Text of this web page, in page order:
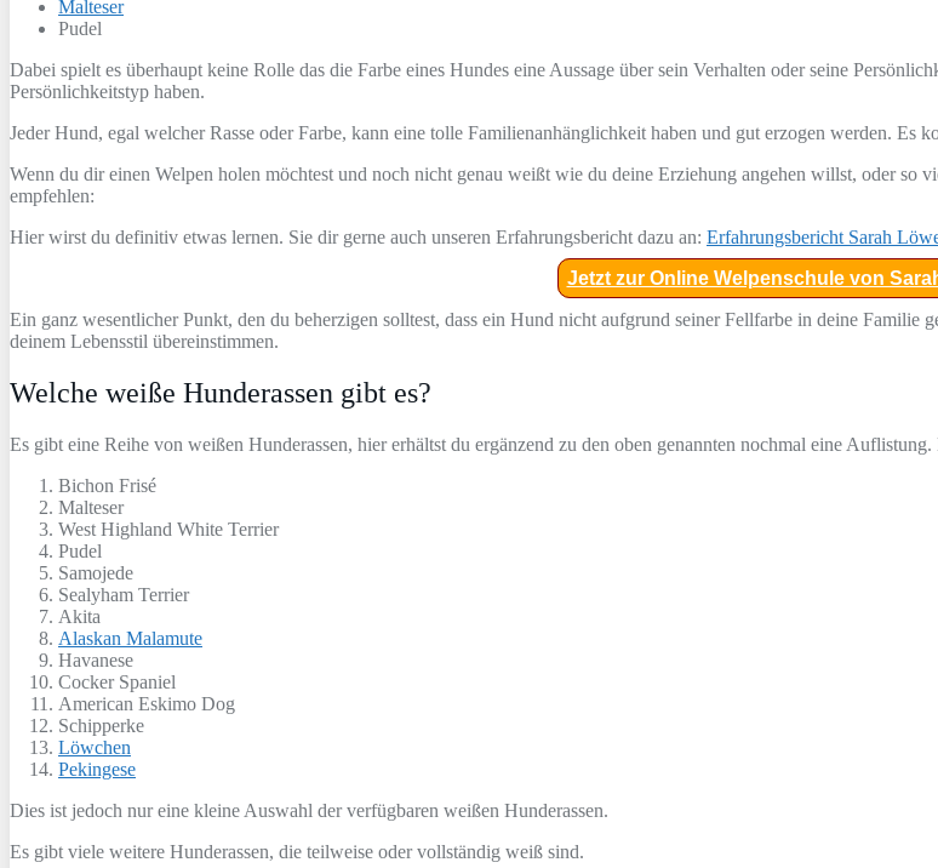
Malteser
Pudel
Dabei spielt es überhaupt keine Rolle das die Farbe eines Hundes eine Aussage über sein Verhalten oder seine
Persönlichkeitstyp haben.
Jeder Hund, egal welcher Rasse oder Farbe, kann eine tolle Familienanhänglichkeit haben und gut erzogen werden. Es
Wenn du dir einen Welpen holen möchtest und noch nicht genau weißt wie du deine Erziehung angehen willst, oder so
empfehlen:
Hier wirst du definitiv etwas lernen. Sie dir gerne auch unseren Erfahrungsbericht dazu an: Erfahrungsbericht Sarah
Jetzt zur Online Welpenschule von
Ein ganz wesentlicher Punkt, den du beherzigen solltest, dass ein Hund nicht aufgrund seiner Fellfarbe in deine
deinem Lebensstil übereinstimmen.
Welche weiße Hunderassen gibt es?
Es gibt eine Reihe von weißen Hunderassen, hier erhältst du ergänzend zu den oben genannten nochmal eine
Bichon Frisé
Malteser
West Highland White Terrier
Pudel
Samojede
Sealyham Terrier
Akita
Alaskan Malamute
Havanese
Cocker Spaniel
American Eskimo Dog
Schipperke
Löwchen
Pekingese
Dies ist jedoch nur eine kleine Auswahl der verfügbaren weißen Hunderassen.
Es gibt viele weitere Hunderassen, die teilweise oder vollständig weiß sind.